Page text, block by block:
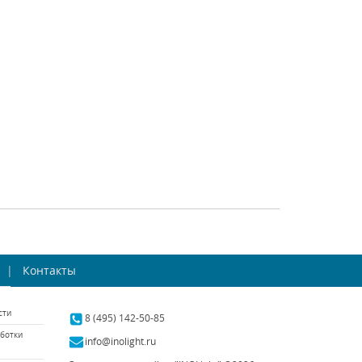
Novotech
369615
556 шт.
570 р.
Встраиваемый
Wood 369718
В наличии 77 шт.
Контакты
8 (495) 142-50-85
info@inolight.ru